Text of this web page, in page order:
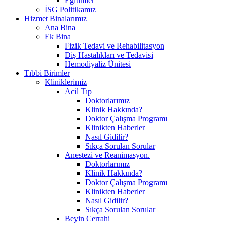
İSG Politikamız
Hizmet Binalarımız
Ana Bina
Ek Bina
Fizik Tedavi ve Rehabilitasyon
Diş Hastalıkları ve Tedavisi
Hemodiyaliz Ünitesi
Tıbbi Birimler
Kliniklerimiz
Acil Tıp
Doktorlarımız
Klinik Hakkında?
Doktor Çalışma Programı
Klinikten Haberler
Nasıl Gidilir?
Sıkça Sorulan Sorular
Anestezi ve Reanimasyon.
Doktorlarımız
Klinik Hakkında?
Doktor Çalışma Programı
Klinikten Haberler
Nasıl Gidilir?
Sıkça Sorulan Sorular
Beyin Cerrahi